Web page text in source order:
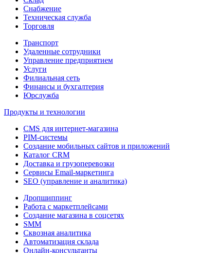
Снабжение
Техническая служба
Торговля
Транспорт
Удаленные сотрудники
Управление предприятием
Услуги
Филиальная сеть
Финансы и бухгалтерия
Юрслужба
Продукты и технологии
CMS для интернет-магазина
PIM-системы
Создание мобильных сайтов и приложений
Каталог CRM
Доставка и грузоперевозки
Сервисы Email-маркетинга
SEO (управление и аналитика)
Дропшиппинг
Работа с маркетплейсами
Создание магазина в соцсетях
SMM
Сквозная аналитика
Автоматизация склада
Онлайн-консультанты